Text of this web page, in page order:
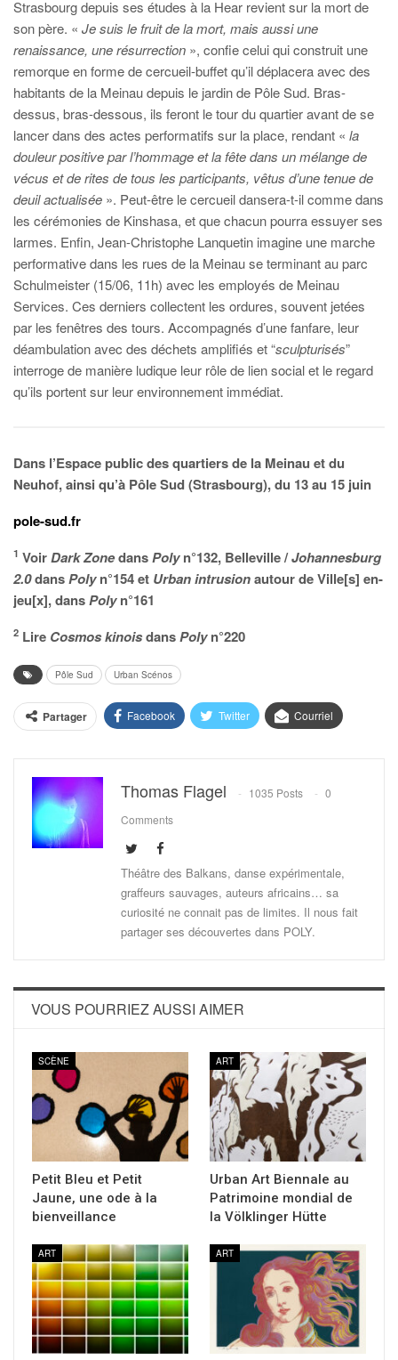
Strasbourg depuis ses études à la Hear revient sur la mort de
son père. « Je suis le fruit de la mort, mais aussi une
renaissance, une résurrection », confie celui qui construit une
remorque en forme de cercueil-buffet qu’il déplacera avec des
habitants de la Meinau depuis le jardin de Pôle Sud. Bras-
dessus, bras-dessous, ils feront le tour du quartier avant de se
lancer dans des actes performatifs sur la place, rendant « la
douleur positive par l’hommage et la fête dans un mélange de
vécus et de rites de tous les participants, vêtus d’une tenue de
deuil actualisée ». Peut-être le cercueil dansera-t-il comme dans
les cérémonies de Kinshasa, et que chacun pourra essuyer ses
larmes. Enfin, Jean-Christophe Lanquetin imagine une marche
performative dans les rues de la Meinau se terminant au parc
Schulmeister (15/06, 11h) avec les employés de Meinau
Services. Ces derniers collectent les ordures, souvent jetées
par les fenêtres des tours. Accompagnés d’une fanfare, leur
déambulation avec des déchets amplifiés et “sculpturisés”
interroge de manière ludique leur rôle de lien social et le regard
qu’ils portent sur leur environnement immédiat.
Dans l’Espace public des quartiers de la Meinau et du
Neuhof, ainsi qu’à Pôle Sud (Strasbourg), du 13 au 15 juin
pole-sud.fr
1 VoirDark ZonedansPolyn°132, Belleville /Johannesburg
2.0dansPolyn°154 et Urban intrusionautour de Ville[s] en-
jeu[x], dansPolyn°161
2 Lire Cosmos kinoisdansPolyn°220
Pôle Sud Urban Scénos
Partager Facebook Twitter Courriel
Thomas Flagel 1035 Posts
0
Comments
Théâtre des Balkans, danse expérimentale,
graffeurs sauvages, auteurs africains… sa
curiosité ne connait pas de limites. Il nous fait
partager ses découvertes dans POLY.
VOUS POURRIEZ AUSSI AIMER
SCÈNE
Petit Bleu et Petit
Jaune, une ode à la
bienveillance
ART
Urban Art Biennale au
Patrimoine mondial de
la Völklinger Hütte
ART ART